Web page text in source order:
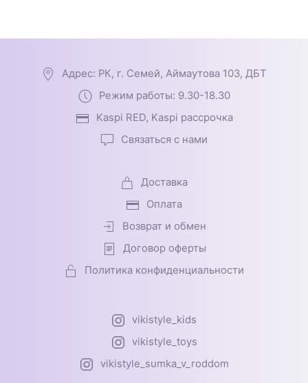
Адрес: РК, г. Семей, Аймаутова 103, ДБТ
Режим работы: 9.30-18.30
Kaspi RED, Kaspi рассрочка
Связаться с нами
Доставка
Оплата
Возврат и обмен
Договор оферты
Политика конфиденциальности
vikistyle_kids
vikistyle_toys
vikistyle_sumka_v_roddom